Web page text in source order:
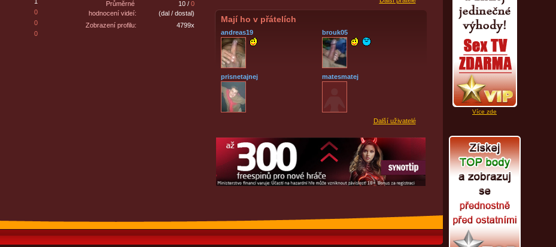
Více zde
0
0
0
Průměrné
hodnocení videí:
10 / 0
(dal / dostal)
Zobrazení profilu:
4799x
Mají ho v přátelích
andreas19 brouk05
prisnetajnej matesmatej
Další uživatelé